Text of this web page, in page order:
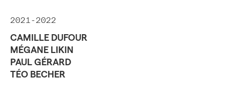
2021-2022
CAMILLE DUFOUR
MÉGANE LIKIN
PAUL GÉRARD
TÉO BECHER